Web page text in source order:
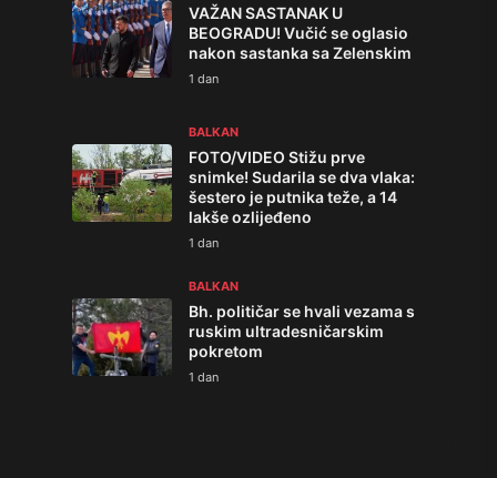
VAŽAN SASTANAK U
BEOGRADU! Vučić se oglasio
nakon sastanka sa Zelenskim
1 dan
BALKAN
FOTO/VIDEO Stižu prve
snimke! Sudarila se dva vlaka:
šestero je putnika teže, a 14
lakše ozlijeđeno
1 dan
BALKAN
Bh. političar se hvali vezama s
ruskim ultradesničarskim
pokretom
1 dan